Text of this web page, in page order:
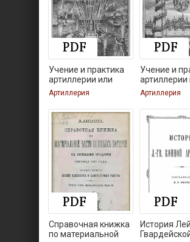
Учение и практика
артиллерии или
Артиллерия
Учение и
артиллерии
Артиллерия
Справочная книжка
по материальной
История